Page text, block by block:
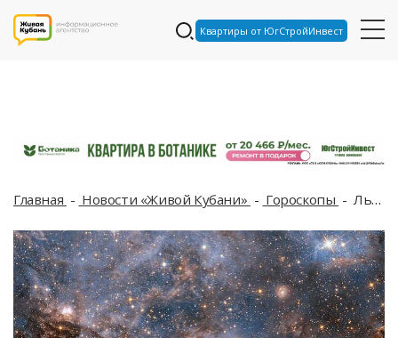
Квартиры от ЮгСтройИнвест
Главная Новости «Живой Кубани» Гороскопы Львам пора стать смелее, а Стрельцы станут ближе к успеху